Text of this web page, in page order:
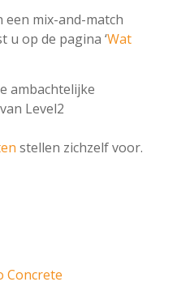
een mix-and-match
u op de pagina ‘Wat
ambachtelijke
Level2
stellen zichzelf voor.
Concrete